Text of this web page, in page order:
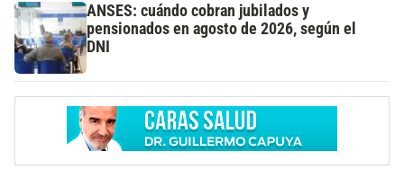
ANSES: cuándo cobran jubilados y
pensionados en agosto de 2026, según el
DNI